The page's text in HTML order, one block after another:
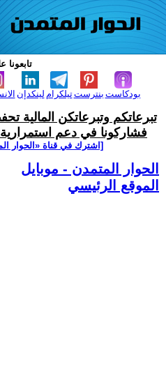
تابعونا
لينكدإن تيلكرامبنترست بودكاست
تبرعاتكم وتبرعاتكن المالية
فشاركونا في دعم استمرارية
[اشترك في قناة ‫«الحوار
الحوار المتمدن - موبايل
الموقع الرئيسي